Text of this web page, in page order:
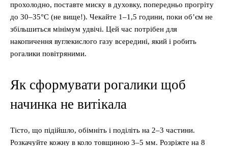
прохолодно, поставте миску в духовку, попередньо прогріту
до 30–35°C (не вище!). Чекайте 1–1,5 години, поки об’єм не
збільшиться мінімум удвічі. Цей час потрібен для
накопичення вуглекислого газу всередині, який і робить
рогалики повітряними.
Як сформувати рогалики щоб
начинка не витікала
Тісто, що підійшло, обімніть і поділіть на 2–3 частини.
Розкачуйте кожну в коло товщиною 3–5 мм. Розріжте на 8